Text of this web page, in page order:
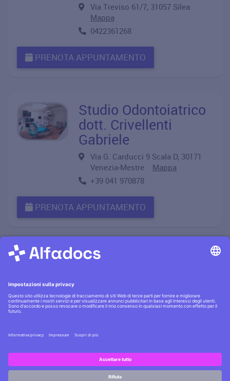
Via Treviso 61/7, 31057 Silea
Mappa
0422361268
PRENOTA APPUNTAMENTO
Studio Odontoiatrico
dott. Crivellenti
Gabriele
Via G. Carducci 9 Scala D, 30171
Venezia-Mestre Mappa
+39 041 970878
PRENOTA APPUNTAMENTO
Informativa privacy·|· Condizioni generali·|·
Scopri lasicurezza AlfaDocs
Copyright © AlfaDocs GmbH - P.IVA DE301955405 - German
technology, Italian design